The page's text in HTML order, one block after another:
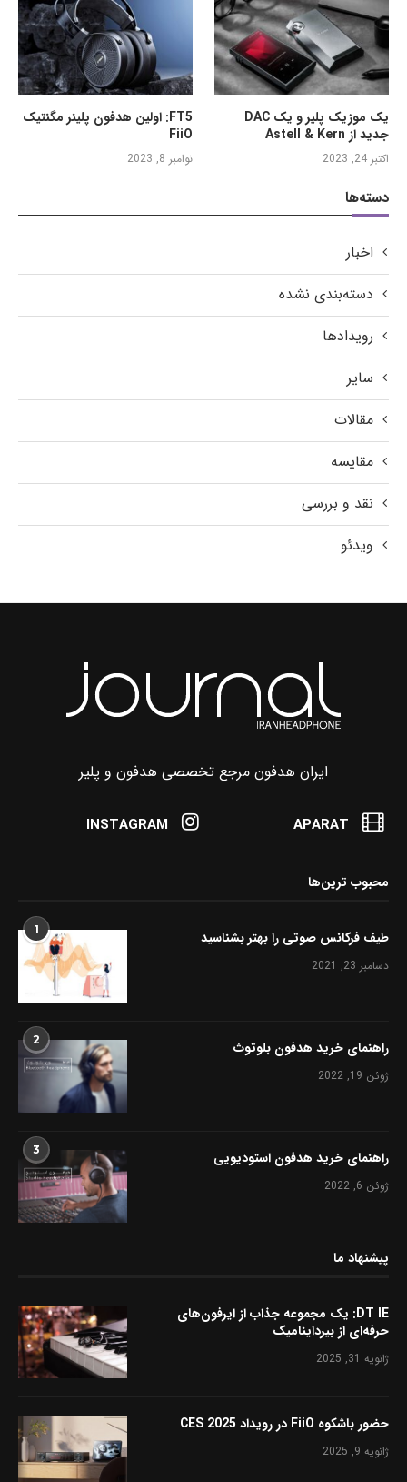
FT5: اولین هدفون پلینر مگنتیک
FiiO
نوامبر 8, 2023
یک موزیک پلیر و یک DAC
جدید از Astell & Kern
اکتبر 24, 2023
دسته‌ها
اخبار
دسته‌بندی نشده
رویدادها
سایر
مقالات
مقایسه
نقد و بررسی
ویدئو
ایران هدفون مرجع تخصصی هدفون و پلیر
APARAT
INSTAGRAM
محبوب ترین‌ها
1 طیف فرکانس صوتی را بهتر بشناسید
دسامبر 23, 2021
2 راهنمای خرید هدفون بلوتوث
ژوئن 19, 2022
3 راهنمای خرید هدفون استودیویی
ژوئن 6, 2022
پیشنهاد ما
DT IE: یک مجموعه جذاب از ایرفون‌های
حرفه‌ای از بیرداینامیک
ژانویه 31, 2025
حضور باشکوه FiiO در رویداد CES 2025
ژانویه 9, 2025